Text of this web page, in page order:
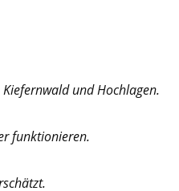
und Hochlagen.
funktionieren.